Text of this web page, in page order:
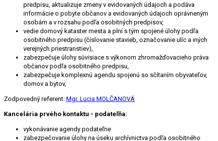
predpisu, aktualizuje zmeny v evidovaných údajoch a podáva
informácie o pobyte občanov a evidovaných údajoch oprávneným
osobám a v rozsahu podľa osobitných predpisov,
vedie domový kataster mesta a plní s tým spojené úlohy podľa
osobitného predpisu (číslovanie stavieb, označovanie ulíc a iných
verejných priestranstiev),
zabezpečuje úlohy súvisiace s výkonom zhromažďovacieho práva
občanov podľa osobitného predpisu,
zabezpečuje komplexnú agendu spojenú so sčítaním obyvateľov,
domov a bytov,
Zodpovedný referent: Mgr. Lucia MOLČANOVÁ
Kancelária prvého kontaktu - podateľňa:
vykonávanie agendy podateľne
zabezpečovanie úlohy na úseku archívnictva podľa osobitného